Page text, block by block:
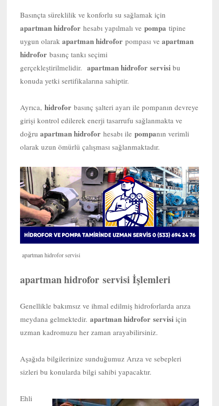
Basınçta süreklilik ve konforlu su sağlamak için
apartman hidrofor hesabı yapılmalı ve pompa tipine
uygun olarak apartman hidrofor pompası ve apartman
hidrofor basınç tankı seçimi
gerçekleştirilmelidir. apartman hidrofor servisi bu
konuda yetki sertifikalarına sahiptir.
Ayrıca, hidrofor basınç şalteri ayarı ile pompanın devreye
girişi kontrol edilerek enerji tasarrufu sağlanmakta ve
doğru apartman hidrofor hesabı ile pompanın verimli
olarak uzun ömürlü çalışması sağlanmaktadır.
apartman hidrofor servisi
apartman hidrofor servisi İşlemleri
Genellikle bakımsız ve ihmal edilmiş hidroforlarda arıza
meydana gelmektedir. apartman hidrofor servisi için
uzman kadromuzu her zaman arayabilirsiniz.
Aşağıda bilgilerinize sunduğumuz Arıza ve sebepleri
sizleri bu konularda bilgi sahibi yapacaktır.
Ehli